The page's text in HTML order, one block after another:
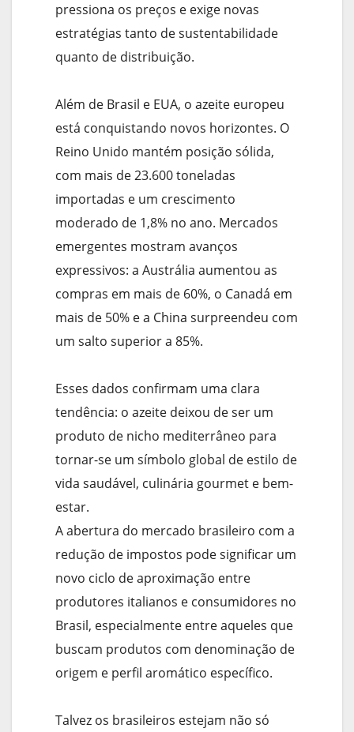
pressiona os preços e exige novas
estratégias tanto de sustentabilidade
quanto de distribuição.
Além de Brasil e EUA, o azeite europeu
está conquistando novos horizontes. O
Reino Unido mantém posição sólida,
com mais de 23.600 toneladas
importadas e um crescimento
moderado de 1,8% no ano. Mercados
emergentes mostram avanços
expressivos: a Austrália aumentou as
compras em mais de 60%, o Canadá em
mais de 50% e a China surpreendeu com
um salto superior a 85%.
Esses dados confirmam uma clara
tendência: o azeite deixou de ser um
produto de nicho mediterrâneo para
tornar-se um símbolo global de estilo de
vida saudável, culinária gourmet e bem-
estar.
A abertura do mercado brasileiro com a
redução de impostos pode significar um
novo ciclo de aproximação entre
produtores italianos e consumidores no
Brasil, especialmente entre aqueles que
buscam produtos com denominação de
origem e perfil aromático específico.
Talvez os brasileiros estejam não só